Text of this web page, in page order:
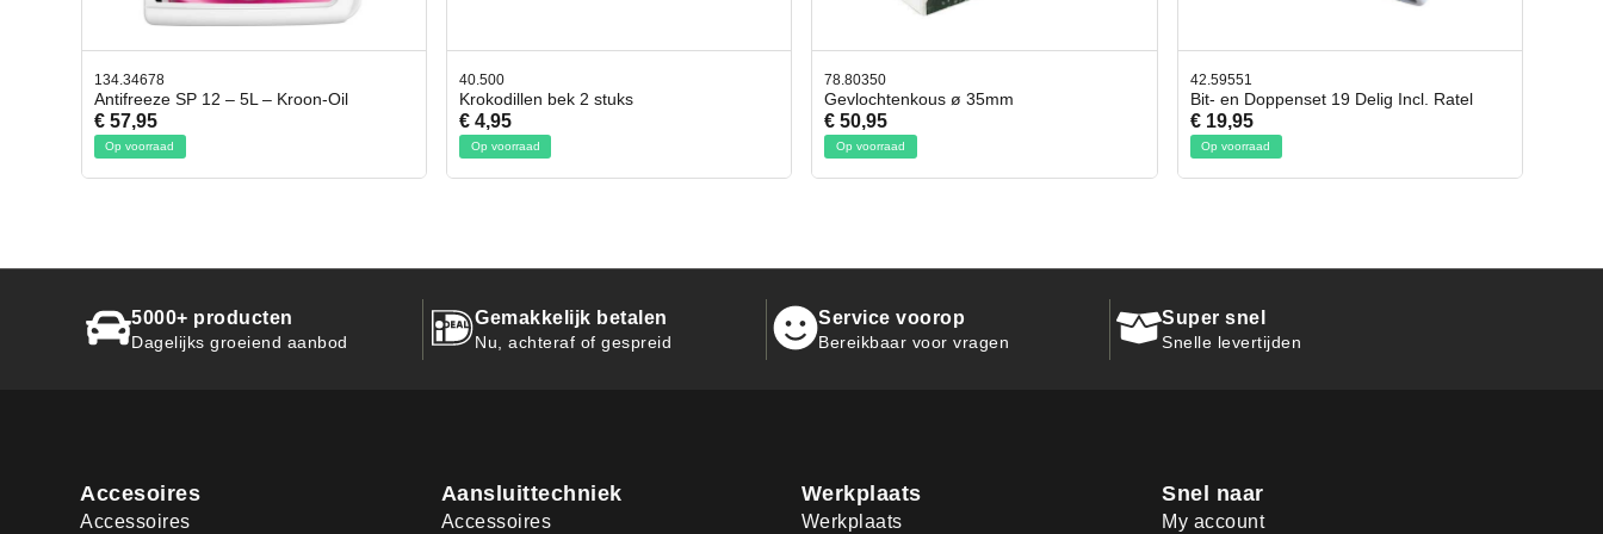
40.500
Krokodillen bek 2 stuks
€ 4,95
Op voorraad
78.80350
Gevlochtenkous ø 35mm
€ 50,95
Op voorraad
42.59551
Bit- en Doppenset 19 Delig Incl. Ratel
€ 19,95
Op voorraad
42.65998
Afbreekmes 2 stuks
€ 10,95
Op voorraad
5000+ producten
Dagelijks groeiend aanbod
Gemakkelijk betalen
Nu, achteraf of gespreid
Service voorop
Bereikbaar voor vragen
Super snel
Snelle levertijden
Accesoires
Accessoires
Aansluittechniek
Accessoires
Werkplaats
Werkplaats
Snel naar
My account